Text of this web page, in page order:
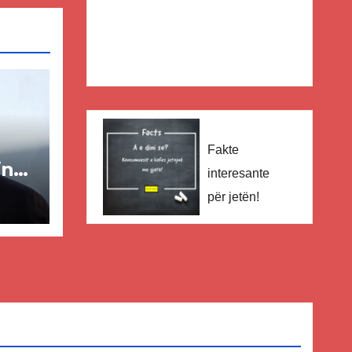
Fakte
interesante
për jetën!